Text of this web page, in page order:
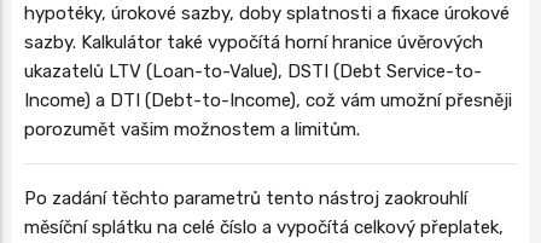
hypotéky, úrokové sazby, doby splatnosti a fixace úrokové
sazby. Kalkulátor také vypočítá horní hranice úvěrových
ukazatelů LTV (Loan-to-Value), DSTI (Debt Service-to-
Income) a DTI (Debt-to-Income), což vám umožní přesněji
porozumět vašim možnostem a limitům.
Po zadání těchto parametrů tento nástroj zaokrouhlí
měsíční splátku na celé číslo a vypočítá celkový přeplatek,